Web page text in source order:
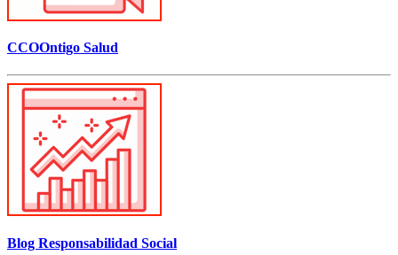
CCOOntigo Salud
Blog Responsabilidad Social